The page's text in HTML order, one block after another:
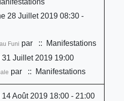
28 Juillet 2019 08:30 -
Funi par
:: Manifestations
31 Juillet 2019 19:00
par :: Manifestations
14 Août 2019 18:00 - 21:00